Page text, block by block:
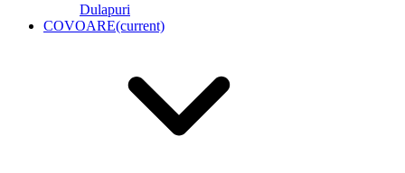
Dulapuri
COVOARE(current)